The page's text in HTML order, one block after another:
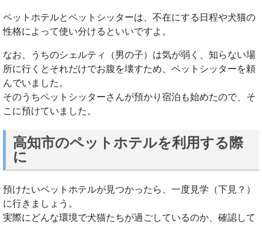
ペットホテルとペットシッターは、不在にする日程や犬猫の
性格によって使い分けるといいですよ。
なお、うちのシェルティ（男の子）は気が弱く、知らない場
所に行くとそれだけでお腹を壊すため、ペットシッターを頼
んでいました。
そのうちペットシッターさんが預かり宿泊も始めたので、そ
こに預けていました。
高知市のペットホテルを利用する際
に
預けたいペットホテルが見つかったら、一度見学（下見？）
に行きましょう。
実際にどんな環境で犬猫たちが過ごしているのか、確認して